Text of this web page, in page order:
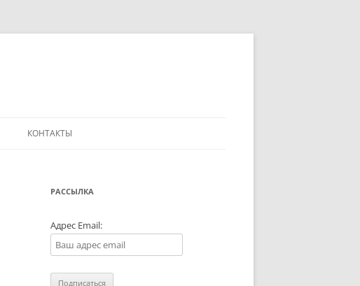
КОНТАКТЫ
РАССЫЛКА
Адрес Email: